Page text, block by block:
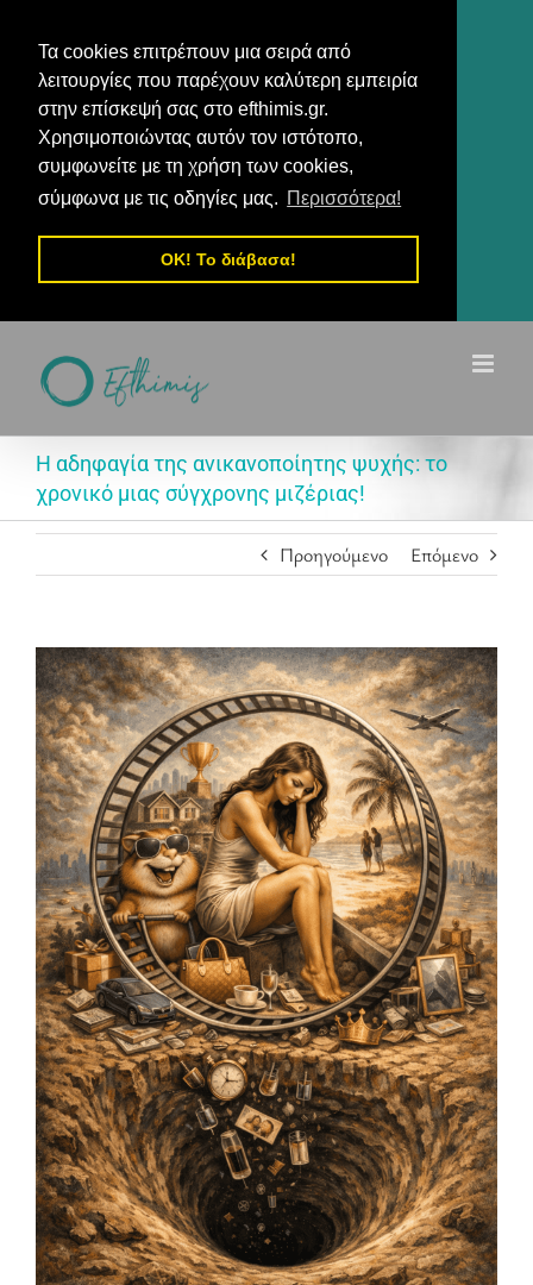
Τα cookies επιτρέπουν μια σειρά από
λειτουργίες που παρέχουν καλύτερη εμπειρία
στην επίσκεψή σας στο efthimis.gr.
Χρησιμοποιώντας αυτόν τον ιστότοπο,
συμφωνείτε με τη χρήση των cookies,
σύμφωνα με τις οδηγίες μας. Περισσότερα!
OK! Το διάβασα!
περιεχόμενο
Η αδηφαγία της ανικανοποίητης ψυχής: το
χρονικό μιας σύγχρονης μιζέριας!
Προηγούμενο Επόμενο
Προβολή
μεγαλύτερης
εικόνας